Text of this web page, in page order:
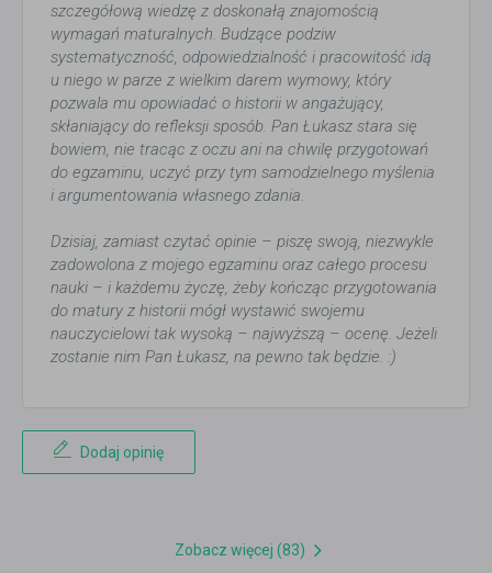
szczegółową wiedzę z doskonałą znajomością
wymagań maturalnych. Budzące podziw
systematyczność, odpowiedzialność i pracowitość idą
u niego w parze z wielkim darem wymowy, który
pozwala mu opowiadać o historii w angażujący,
skłaniający do refleksji sposób. Pan Łukasz stara się
bowiem, nie tracąc z oczu ani na chwilę przygotowań
do egzaminu, uczyć przy tym samodzielnego myślenia
i argumentowania własnego zdania.
Dzisiaj, zamiast czytać opinie – piszę swoją, niezwykle
zadowolona z mojego egzaminu oraz całego procesu
nauki – i każdemu życzę, żeby kończąc przygotowania
do matury z historii mógł wystawić swojemu
nauczycielowi tak wysoką – najwyższą – ocenę. Jeżeli
zostanie nim Pan Łukasz, na pewno tak będzie. :)
Dodaj opinię
Zobacz więcej (83)